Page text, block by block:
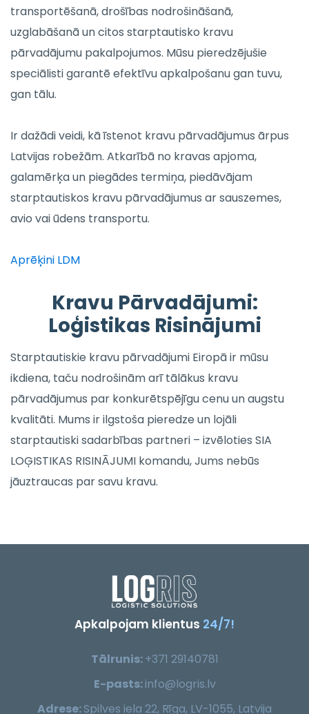
transportēšanā, drošības nodrošināšanā,
uzglabāšanā un citos starptautisko kravu
pārvadājumu pakalpojumos. Mūsu pieredzējušie
speciālisti garantē efektīvu apkalpošanu gan tuvu,
gan tālu.
Ir dažādi veidi, kā īstenot kravu pārvadājumus ārpus
Latvijas robežām. Atkarībā no kravas apjoma,
galamērķa un piegādes termiņa, piedāvājam
starptautiskos kravu pārvadājumus ar sauszemes,
avio vai ūdens transportu.
Aprēķini LDM
Kravu Pārvadājumi:
Loģistikas Risinājumi
Starptautiskie kravu pārvadājumi Eiropā ir mūsu
ikdiena, taču nodrošinām arī tālākus kravu
pārvadājumus par konkurētspējīgu cenu un augstu
kvalitāti. Mums ir ilgstoša pieredze un lojāli
starptautiski sadarbības partneri – izvēloties SIA
LOĢISTIKAS RISINĀJUMI komandu, Jums nebūs
jāuztraucas par savu kravu.
Apkalpojam klientus 24/7!
Tālrunis:+371 29140781
E-pasts:info@logris.lv
Adrese:Spilves iela 22, Rīga, LV-1055, Latvija